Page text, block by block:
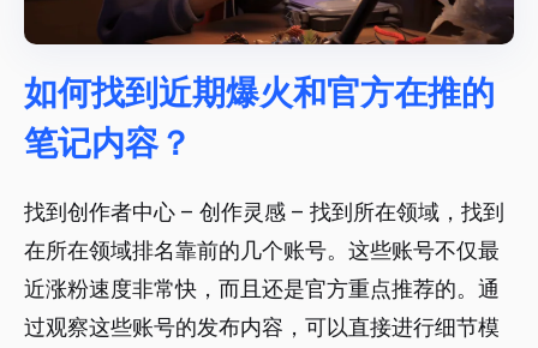
如何找到近期爆火和官方在推的
笔记内容？
找到创作者中心 – 创作灵感 – 找到所在领域，找到
在所在领域排名靠前的几个账号。这些账号不仅最
近涨粉速度非常快，而且还是官方重点推荐的。通
过观察这些账号的发布内容，可以直接进行细节模